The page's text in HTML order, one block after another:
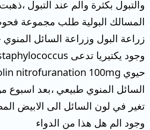
والتبول بكثرة والم عند التبول
المسالك البولية طلب مجموعة
زراعة البول وزراعة السائل المنوي
السائل المنوي طبيعي ،بعد اسبوع
تغير في لون السائل الى الابيض
وجود الم هل هذا من الدواء